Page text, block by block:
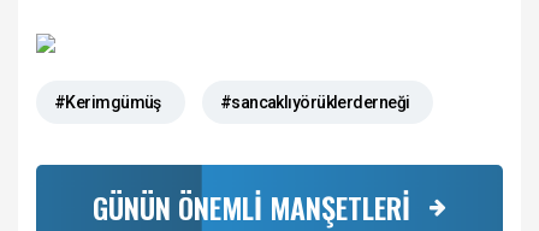
#Kerimgümüş #sancaklıyörüklerderneği
GÜNÜN ÖNEMLİ MANŞETLERİ